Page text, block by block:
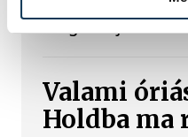
a parlament jövő
meg az új
Valami
Holdba ma